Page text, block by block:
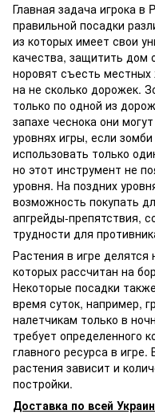
Главная задача игрока
правильной посадки
из которых имеет свои
качества, защитить дом
норовят съесть местных
на не сколько дорожек.
только по одной из
запахе чеснока они
уровнях игры, если
использовать только
но этот инструмент не
уровня. На поздних
возможность покупать
апгрейды-препятствия,
трудности для
Растения в игре
которых рассчитан на
Некоторые посадки
время суток, например,
налетчикам только в
требует определенного
главного ресурса в
растения зависит и
постройки.
Доставка по всей